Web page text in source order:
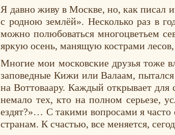
Я давно живу в Москве, но, как писал
с родною землёй». Несколько раз в
можно полюбоваться многоцветьем
яркую осень, манящую кострами
Многие мои московские друзья тоже
заповедные Кижи или Валаам, пытался
на Воттоваару. Каждый открывает
немало тех, кто на полном серьезе,
ездят?»… С такими вопросами я
странам. К счастью, все меняется,